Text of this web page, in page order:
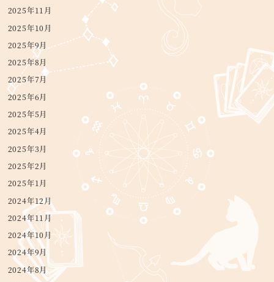
2025年11月
2025年10月
2025年9月
2025年8月
2025年7月
2025年6月
2025年5月
2025年4月
2025年3月
2025年2月
2025年1月
2024年12月
2024年11月
2024年10月
2024年9月
2024年8月